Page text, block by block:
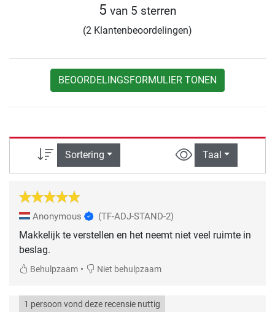
5 van 5 sterren
(2 Klantenbeoordelingen)
BEOORDELINGSFORMULIER TONEN
Sortering Taal
Anonymous (TF-ADJ-STAND-2)
Makkelijk te verstellen en het neemt niet veel ruimte in
beslag.
Behulpzaam • Niet behulpzaam
1 persoon vond deze recensie nuttig